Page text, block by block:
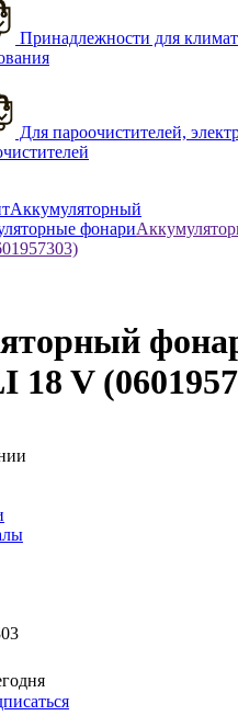
Принадлежности для
Для пароочистителей,
Аккумуляторный
фонари
18 V